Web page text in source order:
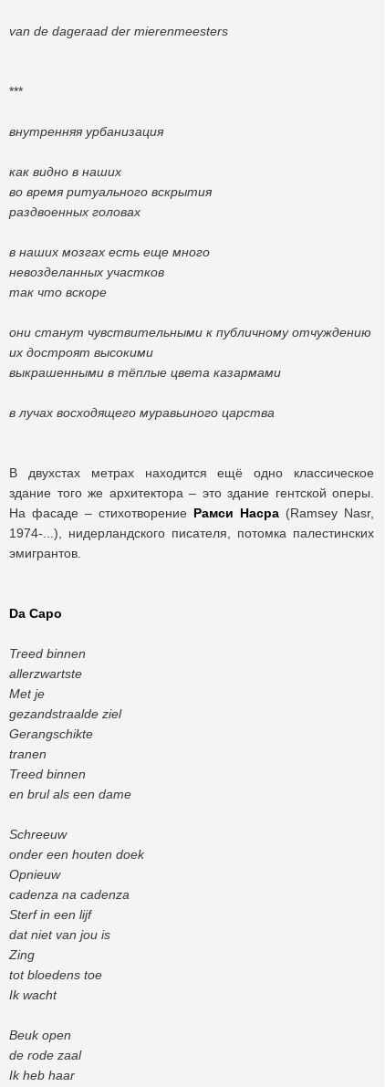
van de dageraad der mierenmeesters
***
внутренняя урбанизация
как видно в наших
во время ритуального вскрытия
раздвоенных головах
в наших мозгах есть еще много
невозделанных участков
так что вскоре
они станут чувствительными к публичному отчуждению
их достроят высокими
выкрашенными в тёплые цвета казармами
в лучах восходящего муравьиного царства
В двухстах метрах находится ещё одно классическое
здание того же архитектора – это здание гентской оперы.
На фасаде – стихотворение Рамси Насра (Ramsey Nasr,
1974-...), нидерландского писателя, потомка палестинских
эмигрантов.
Da Capo
Treed binnen
allerzwartste
Met je
gezandstraalde ziel
Gerangschikte
tranen
Treed binnen
en brul als een dame
Schreeuw
onder een houten doek
Opnieuw
cadenza na cadenza
Sterf in een lijf
dat niet van jou is
Zing
tot bloedens toe
Ik wacht
Beuk open
de rode zaal
Ik heb haar